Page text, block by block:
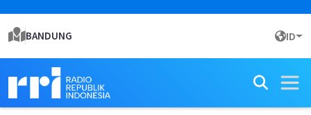
BANDUNG ID